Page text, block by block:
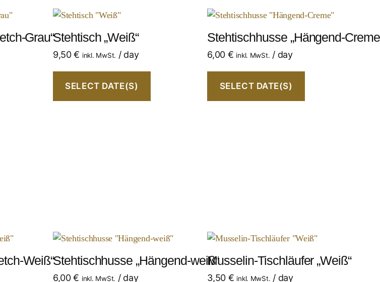
Grau“Stehtisch „Weiß“
9,50€ inkl. MwSt. / day
SELECT DATE(S)
Stehtischhusse „Hängend-
6,00 € inkl. MwSt. / day
SELECT DATE(S)
Weiß“Stehtischhusse „Hängend-weiß“
6,00€ inkl. MwSt. / day
Musselin-Tischläufer „Weiß“
3,50 € inkl. MwSt. / day